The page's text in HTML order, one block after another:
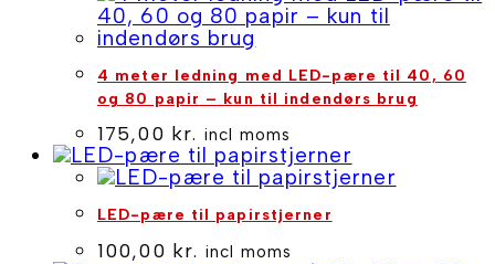
4 meter ledning med LED-pære til 40, 60
og 80 papir – kun til indendørs brug
175,00 kr. incl moms
LED-pære til papirstjerner
100,00 kr. incl moms